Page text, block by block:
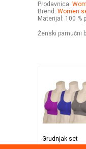
Prodavnica:
Brend: Women
Materijal: 100 %
Ženski pamučni
Grudnjak set